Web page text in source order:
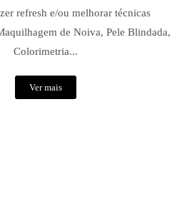
refresh e/ou melhorar técnicas
de Noiva, Pele Blindada,
Colorimetria...
Ver mais